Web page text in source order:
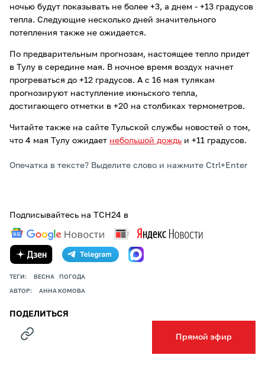
Прямой эфир
ночью будут показывать не более +3, а днем - +13 градусов
тепла. Следующие несколько дней значительного
потепления также не ожидается.
По предварительным прогнозам, настоящее тепло придет
в Тулу в середине мая. В ночное время воздух начнет
прогреваться до +12 градусов. А с 16 мая тулякам
прогнозируют наступление июньского тепла,
достигающего отметки в +20 на столбиках термометров.
Читайте также на сайте Тульской службы новостей о том,
что 4 мая Тулу ожидает небольшой дождь и +11 градусов.
Опечатка в тексте? Выделите слово и нажмите Ctrl+Enter
Подписывайтесь на ТСН24 в
ТЕГИ: ВЕСНА ПОГОДА
АВТОР: АННА КОМОВА
ПОДЕЛИТЬСЯ